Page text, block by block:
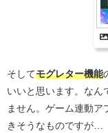
そしてモグレター機能
いいと思います。なん
ません。ゲーム連動
きそうなものですが…